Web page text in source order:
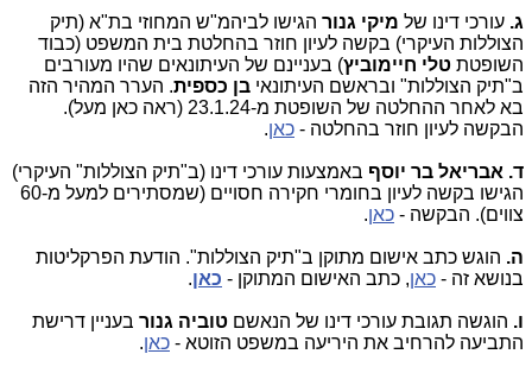
ג. עורכי דינו של מיקי גנור הגישו לביהמ"ש המחוזי בת"א (תיק
הצוללות העיקרי) בקשה לעיון חוזר בהחלטת בית המשפט (כבוד
השופטת טלי חיימוביץ) בעניינם של העיתונאים שהיו מעורבים
ב"תיק הצוללות" ובראשם העיתונאי בן כספית. הערר המהיר הזה
בא לאחר ההחלטה של השופטת מ-23.1.24 (ראה כאן מעל).
הבקשה לעיון חוזר בהחלטה - כאן.
ד. אבריאל בר יוסף באמצעות עורכי דינו (ב"תיק הצוללות" העיקרי)
הגישו בקשה לעיון בחומרי חקירה חסויים (שמסתירים למעל מ-60
צווים). הבקשה - כאן.
ה. הוגש כתב אישום מתוקן ב"תיק הצוללות". הודעת הפרקליטות
בנושא זה - כאן, כתב האישום המתוקן - כאן.
ו. הוגשה תגובת עורכי דינו של הנאשם טוביה גנור בעניין דרישת
התביעה להרחיב את היריעה במשפט הזוטא - כאן.